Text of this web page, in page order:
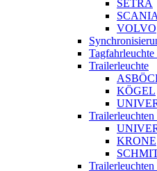
SETRA
SCANIA
VOLVO
Trailerleuchte
KÖGEL
KRONE